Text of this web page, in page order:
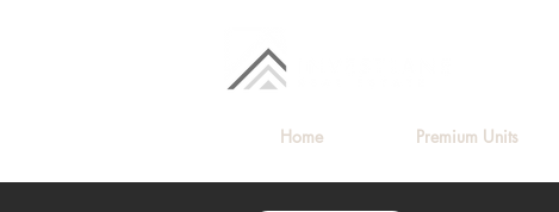
Home Premium Units